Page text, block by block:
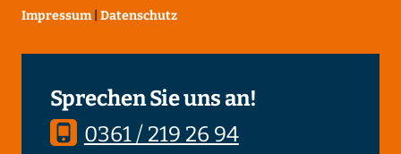
Impressum Datenschutz
Sprechen Sie uns an!
0361 / 219 26 94